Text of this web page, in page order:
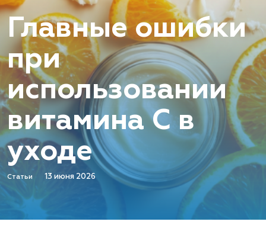
Главные ошибки
при
использовании
витамина C в
уходе
Статьи 13 июня 2026